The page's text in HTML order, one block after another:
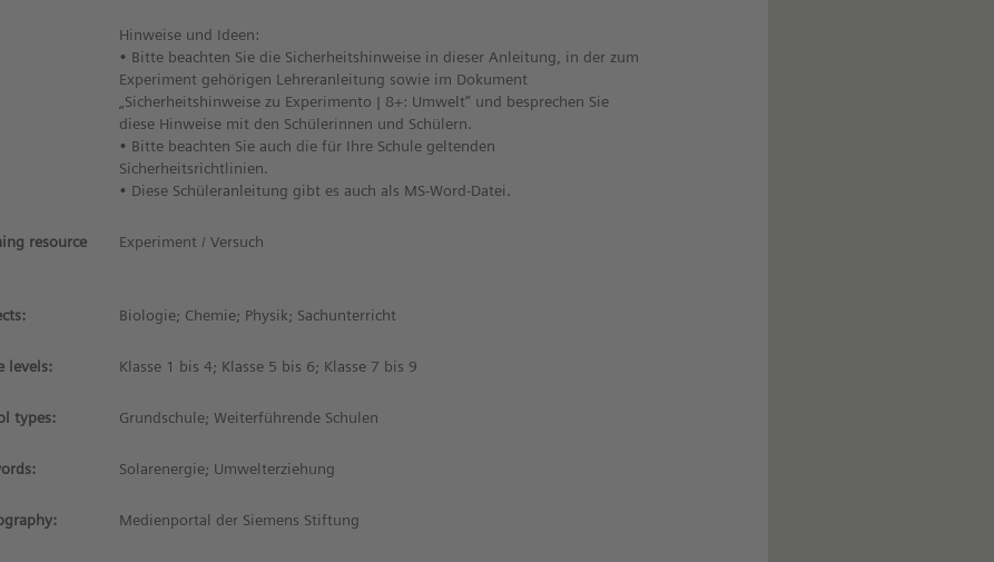
Hinweise und Ideen:
• Bitte beachten Sie die Sicherheitshinweise in dieser Anleitung, in der zum
Experiment gehörigen Lehreranleitung sowie im Dokument
„Sicherheitshinweise zu Experimento | 8+: Umwelt“ und besprechen Sie
diese Hinweise mit den Schülerinnen und Schülern.
• Bitte beachten Sie auch die für Ihre Schule geltenden
Sicherheitsrichtlinien.
• Diese Schüleranleitung gibt es auch als MS-Word-Datei.
resource
Experiment / Versuch
Biologie; Chemie; Physik; Sachunterricht
levels: Klasse 1 bis 4; Klasse 5 bis 6; Klasse 7 bis 9
types: Grundschule; Weiterführende Schulen
Solarenergie; Umwelterziehung
Medienportal der Siemens Stiftung